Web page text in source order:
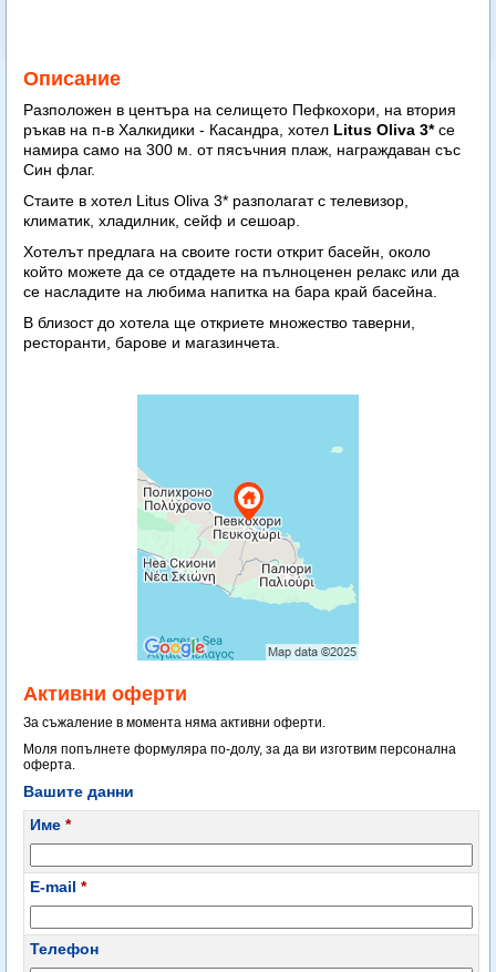
Описание
Разположен в центъра на селището Пефкохори, на втория
ръкав на п-в Халкидики - Касандра, хотел Litus Oliva 3*се
намира само на 300 м. от пясъчния плаж, награждаван със
Син флаг.
Стаите в хотел Litus Oliva 3* разполагат с телевизор,
климатик, хладилник, сейф и сешоар.
Хотелът предлага на своите гости открит басейн, около
който можете да се отдадете на пълноценен релакс или да
се насладите на любима напитка на бара край басейна.
В близост до хотела ще откриете множество таверни,
ресторанти, барове и магазинчета.
Активни оферти
За съжаление в момента няма активни оферти.
Моля попълнете формуляра по-долу, за да ви изготвим персонална
оферта.
Вашите данни
Име *
E-mail *
Телефон